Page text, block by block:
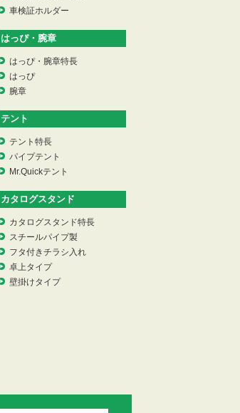
車検証ホルダー
はっぴ・腕章
はっぴ・腕章特長
はっぴ
腕章
テント
テント特長
パイプテント
Mr.Quickテント
カタログスタンド
カタログスタンド特長
スチールパイプ製
フタ付きチラシ入れ
卓上タイプ
壁掛けタイプ